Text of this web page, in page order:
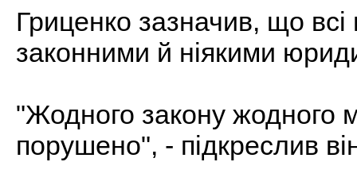
Гриценко зазначив, що всі
законними й ніякими
"Жодного закону жодного
порушено", - підкреслив